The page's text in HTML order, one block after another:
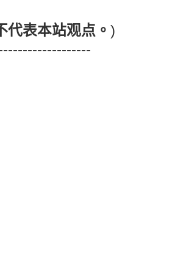
代表本站观点。 )